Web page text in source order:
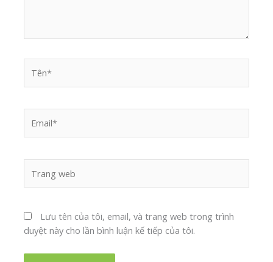
web
Lưu tên của tôi, email, và trang web trong trình
duyệt này cho lần bình luận kế tiếp của tôi.